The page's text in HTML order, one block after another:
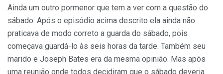
Ainda um outro pormenor que tem a ver com a questão do
sábado. Após o episódio acima descrito ela ainda não
praticava de modo correto a guarda do sábado, pois
começava guardá-lo às seis horas da tarde. Também seu
marido e Joseph Bates era da mesma opinião. Mas após
uma reunião onde todos decidiram que o sábado deveria